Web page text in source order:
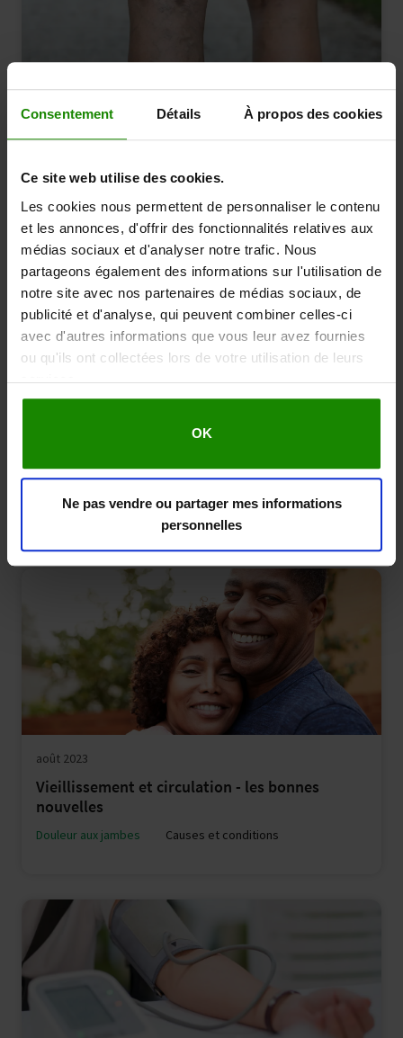
Consentement Détails À propos des cookies
Ce site web utilise des cookies.
Les cookies nous permettent de personnaliser le contenu
et les annonces, d'offrir des fonctionnalités relatives aux
médias sociaux et d'analyser notre trafic. Nous
partageons également des informations sur l'utilisation de
notre site avec nos partenaires de médias sociaux, de
publicité et d'analyse, qui peuvent combiner celles-ci
avec d'autres informations que vous leur avez fournies
ou qu'ils ont collectées lors de votre utilisation de leurs
services.
OK
Ne pas vendre ou partager mes informations
personnelles
Qu'est-ce que l'insuffisance veineuse
chronique (IVC) ?
Douleur aux jambes Causes et conditions
artérielle périphérique
Douleur aux jambes Causes et conditions
août 2023
Vieillissement et circulation - les bonnes
nouvelles
Douleur aux jambes Causes et conditions